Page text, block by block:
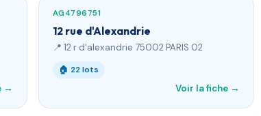
→
AG4796751
12 rue d'Alexandrie
📍 12 r d'alexandrie 75002 PARIS 02
🏠 22 lots
Voir la fiche →